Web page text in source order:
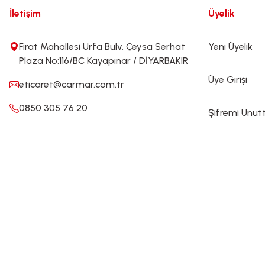
İletişim
Fırat Mahallesi Urfa Bulv. Çeysa Serhat
Plaza No:116/BC Kayapınar / DİYARBAKIR
eticaret@carmar.com.tr
0850 305 76 20
Üyelik
Yeni Üyelik
Üye Girişi
Şifremi